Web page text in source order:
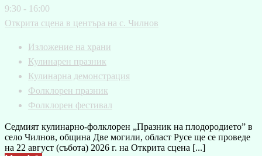
9:30 - 16:00
Открита сцена в центъра на с. Чилнов
Изложение на храни
Кулинарен празник
Кулинарна демонстрация
Фолклорен празник
Фолклорен фестивал
Седмият кулинарно-фолклорен „Празник на плодородието” в
село Чилнов, община Две могили, област Русе ще се проведе
на 22 август (събота) 2026 г. на Открита сцена [...]